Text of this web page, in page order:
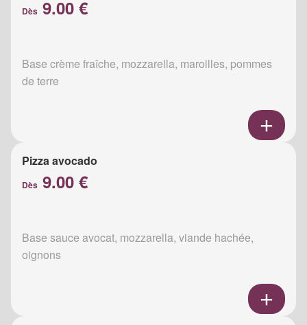
Dès 9.00 €
Base crème fraîche, mozzarella, maroilles, pommes
de terre
Pizza avocado
Dès 9.00 €
Base sauce avocat, mozzarella, viande hachée,
oignons